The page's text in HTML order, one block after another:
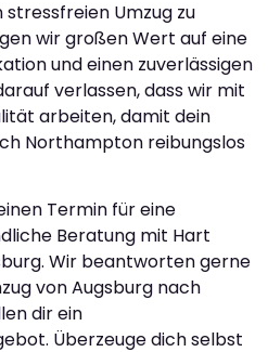
stressfreien Umzug zu
wir großen Wert auf eine
und einen zuverlässigen
verlassen, dass wir mit
arbeiten, damit dein
Northampton reibungslos
Termin für eine
Beratung mit Hart
Wir beantworten gerne
von Augsburg nach
dir ein
Überzeuge dich selbst